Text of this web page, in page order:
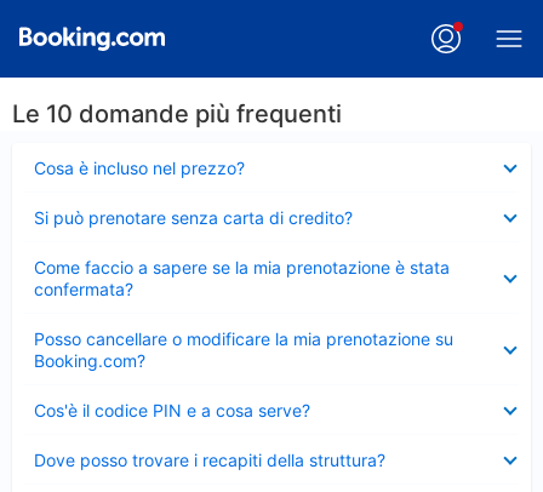
Le 10 domande più frequenti
Cosa è incluso nel prezzo?
chiuso
Si può prenotare senza carta di credito?
chiuso
Come faccio a sapere se la mia prenotazione è stata
confermata?
chiuso
Posso cancellare o modificare la mia prenotazione su
Booking.com?
chiuso
Cos'è il codice PIN e a cosa serve?
chiuso
Dove posso trovare i recapiti della struttura?
chiuso